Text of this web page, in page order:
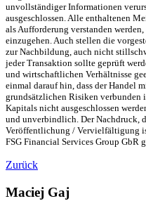
unvollständiger Informationen
ausgeschlossen. Alle enthaltenen
als Aufforderung verstanden
einzugehen. Auch stellen die
zur Nachbildung, auch nicht
jeder Transaktion sollte geprüft
und wirtschaftlichen Verhältnisse
einmal darauf hin, dass der Handel
grundsätzlichen Risiken verbunden
Kapitals nicht ausgeschlossen
und unverbindlich. Der Nachdruck,
Veröffentlichung / Vervielfältigung
FSG Financial Services Group GbR
Zurück
Maciej Gaj